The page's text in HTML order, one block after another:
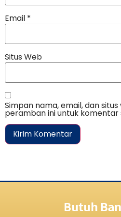
Email *
Situs Web
Simpan nama, email, dan
peramban ini untuk komentar
Butuh